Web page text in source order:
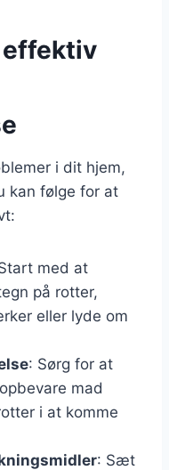
i dit hjem,
kan følge for at
med at
på rotter,
eller lyde om
: Sørg for at
mad
i at komme
: Sæt